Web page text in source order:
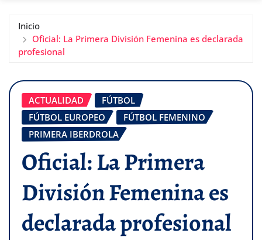
Inicio
Oficial: La Primera División Femenina es declarada
profesional
ACTUALIDAD
FÚTBOL
FÚTBOL EUROPEO
FÚTBOL FEMENINO
PRIMERA IBERDROLA
Oficial: La Primera
División Femenina es
declarada profesional